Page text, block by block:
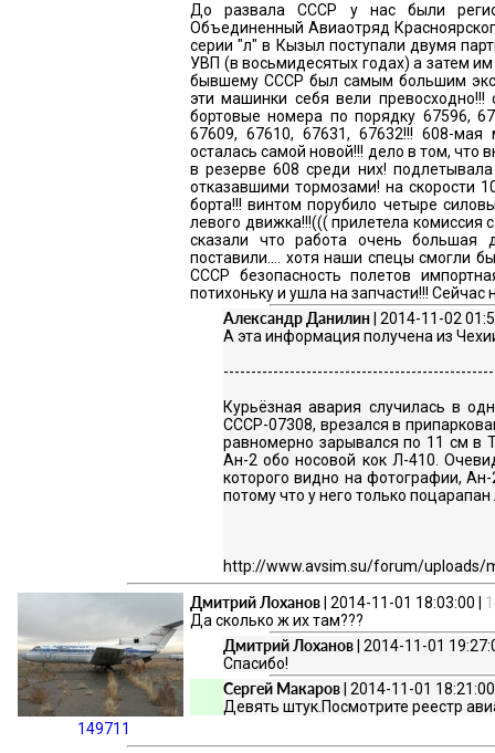
До развала СССР у нас были
Объединенный Авиаотряд
серии "л" в Кызыл поступали двумя
УВП (в восьмидесятых годах) а затем
бывшему СССР был самым большим
эти машинки себя вели
бортовые номера по порядку 67596,
67609, 67610, 67631, 67632!!! 608-
осталась самой новой!!! дело в том, что
в резерве 608 среди них!
отказавшими тормозами! на скорости
борта!!! винтом порубило четыре
левого движка!!!((( прилетела комиссия
сказали что работа очень
поставили.... хотя наши спецы смогли
СССР безопасность полетов
потихоньку и ушла на запчасти!!!
Александр Данилин | 2014-11-02
А эта информация получена из
Курьёзная авария случилась в
CCCP-07308, врезался в
равномерно зарывался по 11 см в
Ан-2 обо носовой кок Л-410.
которого видно на фотографии,
потому что у него только
http://www.avsim.su/forum/uploads/
149711
Дмитрий Лоханов | 2014-11-01 18:03:00 |
Да сколько ж их там???
Дмитрий Лоханов | 2014-11-01
Спасибо!
Сергей Макаров | 2014-11-01
Девять штук.Посмотрите реестр